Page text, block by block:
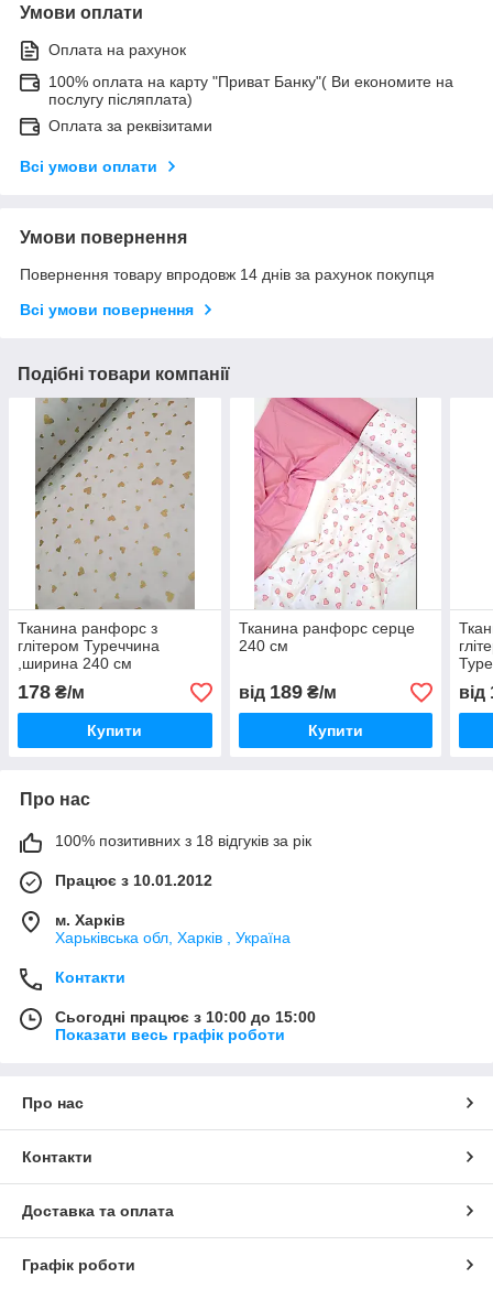
Умови оплати
Оплата на рахунок
100% оплата на карту "Приват Банку"( Ви економите на
послугу післяплата)
Оплата за реквізитами
Всі умови оплати
Умови повернення
Повернення товару впродовж 14 днів за рахунок покупця
Всі умови повернення
Подібні товари компанії
Тканина ранфорс з
глітером Туреччина
,ширина 240 см
178 ₴/м
Купити
Тканина ранфорс серце
240 см
від 189₴/м
Купити
від
Про нас
100% позитивних з 18 відгуків за рік
Працює з 10.01.2012
м. Харків
Харьківська обл, Харків , Україна
Контакти
Сьогодні працює з 10:00 до 15:00
Показати весь графік роботи
Про нас
Контакти
Доставка та оплата
Графік роботи